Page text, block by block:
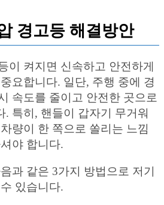
경고등 해결방안
이 켜지면 신속하고 안전하게
요합니다. 일단, 주행 중에 경
속도를 줄이고 안전한 곳으로
. 특히, 핸들이 갑자기 무거워
량이 한 쪽으로 쏠리는 느낌
야 합니다.
과 같은 3가지 방법으로 저기
있습니다.